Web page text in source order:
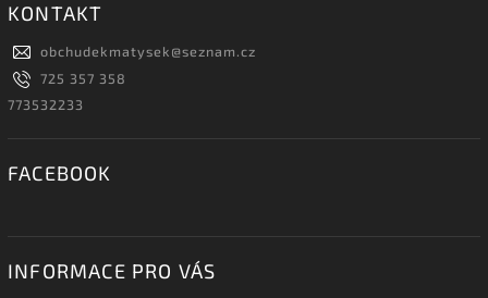
KONTAKT
obchudekmatysek@seznam.cz
725 357 358
773532233
FACEBOOK
INFORMACE PRO VÁS